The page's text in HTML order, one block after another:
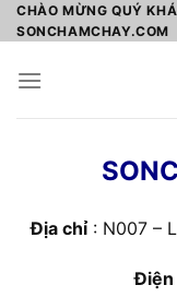
Skip
to
CHÀO MỪNG QUÝ
SONCHAMCHAY.COM
Địa chỉ: N007 –
Điện